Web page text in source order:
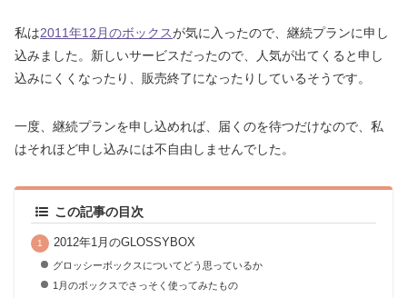
私は2011年12月のボックスが気に入ったので、継続プランに申し
込みました。新しいサービスだったので、人気が出てくると申し
込みにくくなったり、販売終了になったりしているそうです。
一度、継続プランを申し込めれば、届くのを待つだけなので、私
はそれほど申し込みには不自由しませんでした。
この記事の目次
2012年1月のGLOSSYBOX
グロッシーボックスについてどう思っているか
1月のボックスでさっそく使ってみたもの